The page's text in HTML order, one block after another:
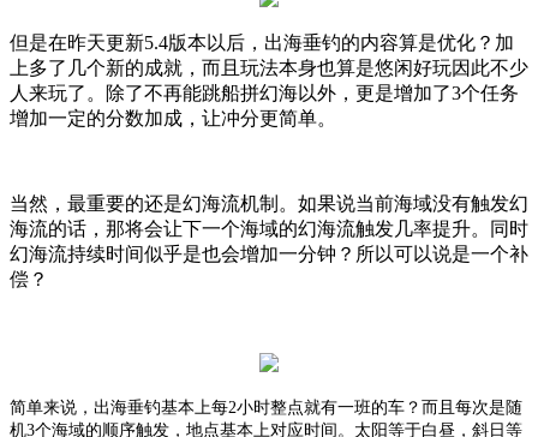
但是在昨天更新5.4版本以后，出海垂钓的内容算是优化？加
上多了几个新的成就，而且玩法本身也算是悠闲好玩因此不少
人来玩了。除了不再能跳船拼幻海以外，更是增加了3个任务
增加一定的分数加成，让冲分更简单。
当然，最重要的还是幻海流机制。如果说当前海域没有触发幻
海流的话，那将会让下一个海域的幻海流触发几率提升。同时
幻海流持续时间似乎是也会增加一分钟？所以可以说是一个补
偿？
简单来说，出海垂钓基本上每2小时整点就有一班的车？而且每次是随
机3个海域的顺序触发，地点基本上对应时间。太阳等于白昼，斜日等